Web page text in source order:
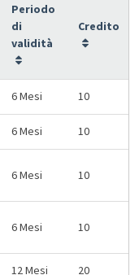
Periodo
di
validità
Credito
6 Mesi 10
6 Mesi 10
6 Mesi 10
6 Mesi 10
12 Mesi 20